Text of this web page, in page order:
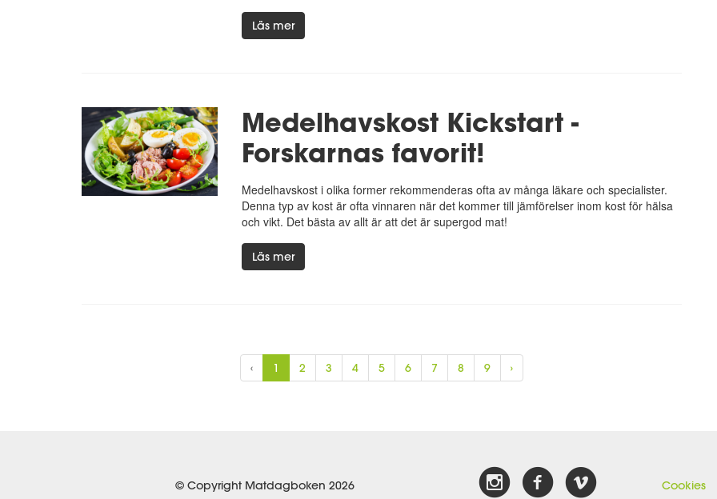
Läs mer
Medelhavskost Kickstart -
Forskarnas favorit!
Medelhavskost i olika former rekommenderas ofta av många läkare och specialister.
Denna typ av kost är ofta vinnaren när det kommer till jämförelser inom kost för hälsa
och vikt. Det bästa av allt är att det är supergod mat!
Läs mer
‹ 1 2 3 4 5 6 7 8 9 ›
© Copyright Matdagboken 2026 Cookies